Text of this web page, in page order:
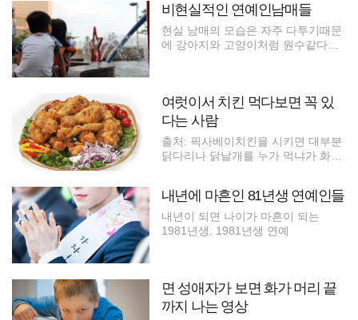
비현실적인 연예인남매들
현실 남매의 모습은 자주 다투기때문
에 강아지와 고양이처럼 원수같다는
여럿이서 치킨 먹다보면 꼭 있
다는 사람
출처: 픽사베이치킨을 시키면 대부분
닭다리나 닭날개를 누가 먹냐가 화두
내년에 마흔인 81년생 연예인들
내년이 되면 나이가 마흔이 되는
1981년생. 1981년생 연예
면 성애자가 보면 화가 머리 끝
까지 나는 영상